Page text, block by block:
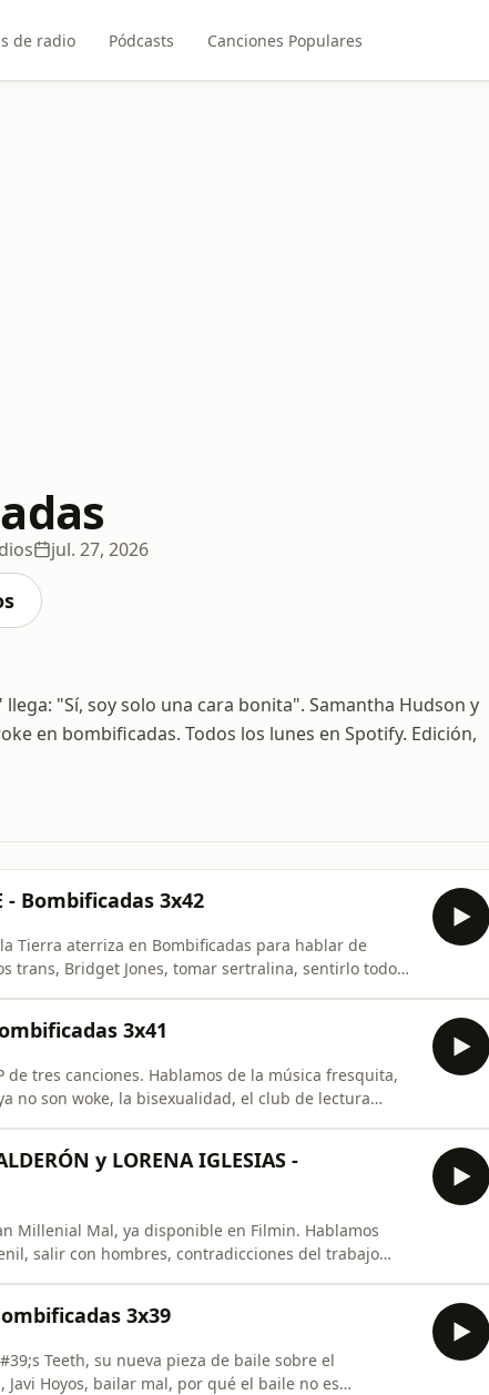
de radio Pódcasts Canciones Populares
jul. 27, 2026
"Sí, soy solo una cara bonita". Samantha Hudson y
en bombificadas. Todos los lunes en Spotify. Edición,
- Bombificadas 3x42
Tierra aterriza en Bombificadas para hablar de
trans, Bridget Jones, tomar sertralina, sentirlo todo
3x41
de tres canciones. Hablamos de la música fresquita,
no son woke, la bisexualidad, el club de lectura
y LORENA IGLESIAS -
Millenial Mal, ya disponible en Filmin. Hablamos
salir con hombres, contradicciones del trabajo
3x39
Teeth, su nueva pieza de baile sobre el
Hoyos, bailar mal, por qué el baile no es